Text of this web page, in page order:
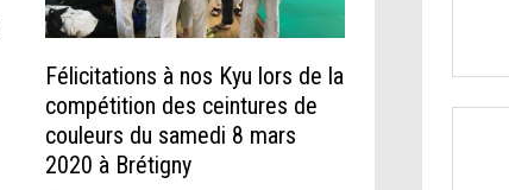
Félicitations à nos Kyu lors de la
compétition des ceintures de
couleurs du samedi 8 mars
2020 à Brétigny